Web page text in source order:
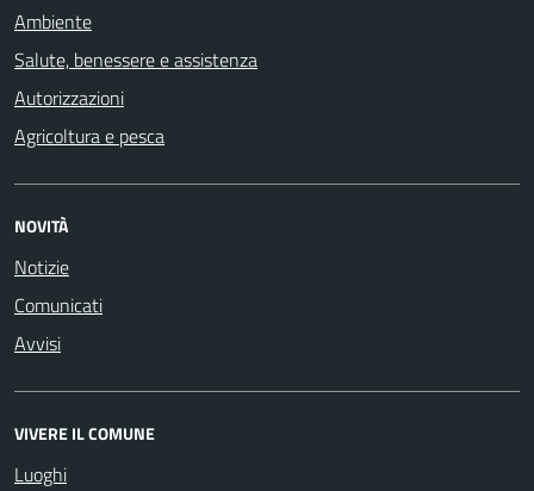
Ambiente
Salute, benessere e assistenza
Autorizzazioni
Agricoltura e pesca
NOVITÀ
Notizie
Comunicati
Avvisi
VIVERE IL COMUNE
Luoghi